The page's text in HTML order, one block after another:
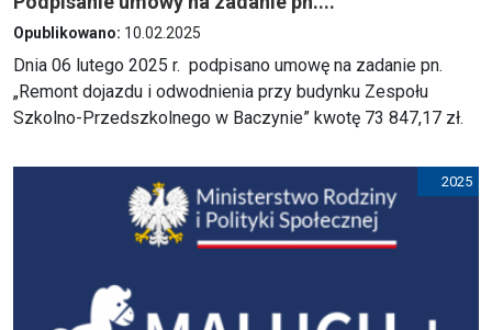
Opublikowano: 10.02.2025
Dnia 06 lutego 2025 r. podpisano umowę na zadanie pn.
„Remont dojazdu i odwodnienia przy budynku Zespołu
Szkolno-Przedszkolnego w Baczynie” kwotę 73 847,17 zł.
2025